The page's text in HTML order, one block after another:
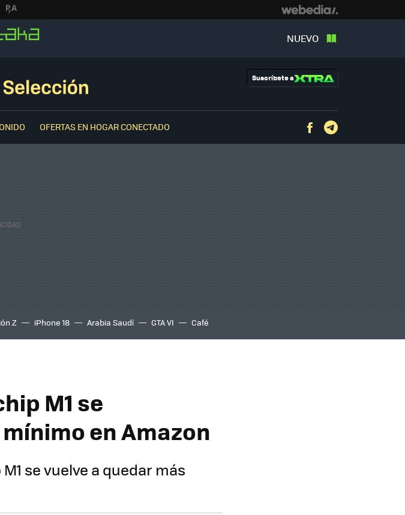
NUEVO
Suscríbete a
OFERTAS EN HOGAR CONECTADO Facebook
Z iPhone 18 Arabia Saudí GTA VI Café
M1 se
en Amazon
se vuelve a quedar más